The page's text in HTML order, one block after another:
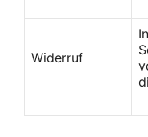
Widerruf